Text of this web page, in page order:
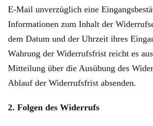
E-Mail unverzüglich eine
Informationen zum Inhalt der
dem Datum und der Uhrzeit ihres
Wahrung der Widerrufsfrist reicht es
Mitteilung über die Ausübung des
Ablauf der Widerrufsfrist absenden.
2. Folgen des Widerrufs